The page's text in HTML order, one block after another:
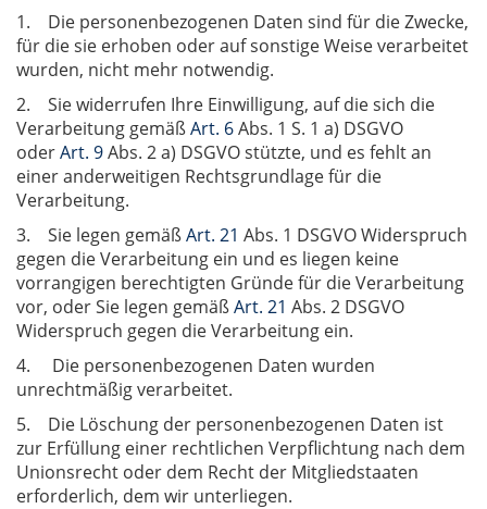
1. Die personenbezogenen Daten sind für die Zwecke,
für die sie erhoben oder auf sonstige Weise verarbeitet
wurden, nicht mehr notwendig.
2. Sie widerrufen Ihre Einwilligung, auf die sich die
Verarbeitung gemäßArt. 6Abs. 1 S. 1 a) DSGVO
oderArt. 9Abs. 2 a) DSGVO stützte, und es fehlt an
einer anderweitigen Rechtsgrundlage für die
Verarbeitung.
3. Sie legen gemäßArt. 21 Abs. 1 DSGVO Widerspruch
gegen die Verarbeitung ein und es liegen keine
vorrangigen berechtigten Gründe für die Verarbeitung
vor, oder Sie legen gemäßArt. 21 Abs. 2 DSGVO
Widerspruch gegen die Verarbeitung ein.
4. Die personenbezogenen Daten wurden
unrechtmäßig verarbeitet.
5. Die Löschung der personenbezogenen Daten ist
zur Erfüllung einer rechtlichen Verpflichtung nach dem
Unionsrecht oder dem Recht der Mitgliedstaaten
erforderlich, dem wir unterliegen.